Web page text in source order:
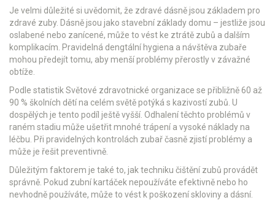
Je velmi důležité si uvědomit, že zdravé dásně jsou základem pro
zdravé zuby. Dásně jsou jako stavební základy domu – jestliže jsou
oslabené nebo zanícené, může to vést ke ztrátě zubů a dalším
komplikacím. Pravidelná dengtální hygiena a návštěva zubaře
mohou předejít tomu, aby menší problémy přerostly v závažné
obtíže.
Podle statistik Světové zdravotnické organizace se přibližně 60 až
90 % školních dětí na celém světě potýká s kazivostí zubů. U
dospělých je tento podíl ještě vyšší. Odhalení těchto problémů v
raném stadiu může ušetřit mnohé trápení a vysoké náklady na
léčbu. Při pravidelných kontrolách zubař časně zjistí problémy a
může je řešit preventivně.
Důležitým faktorem je také to, jak techniku čištění zubů provádět
správně. Pokud zubní kartáček nepoužíváte efektivně nebo ho
nevhodně používáte, může to vést k poškození skloviny a dásní.